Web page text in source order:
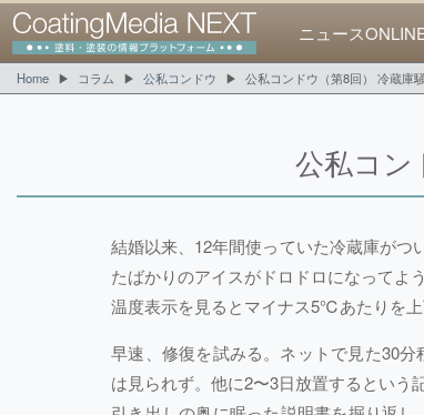
ニュース
Home コラム 公私コンドウ 公私コンドウ（第8回） 冷蔵庫
公私コン
結婚以来、12年間使っていた冷蔵庫がつ
たばかりのアイスがドロドロになってよ
温度表示を見るとマイナス5℃あたりを
早速、修復を試みる。ネットで見た30
は見られず。他に2〜3日放置するという